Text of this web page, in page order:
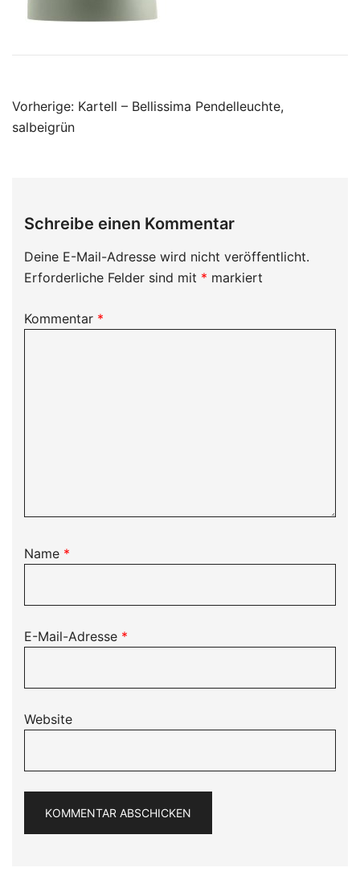
Beitragsnavigation
Vorherige: Kartell – Bellissima Pendelleuchte,
salbeigrün
Schreibe einen Kommentar
Deine E-Mail-Adresse wird nicht veröffentlicht.
Erforderliche Felder sind mit * markiert
Kommentar *
Name *
E-Mail-Adresse *
Website